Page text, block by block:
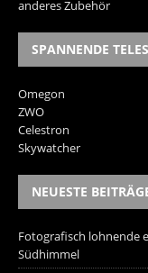
anderes Zubehör
SPANNENDE
Omegon
ZWO
Celestron
Skywatcher
NEUESTE
Fotografisch lohnende
Südhimmel